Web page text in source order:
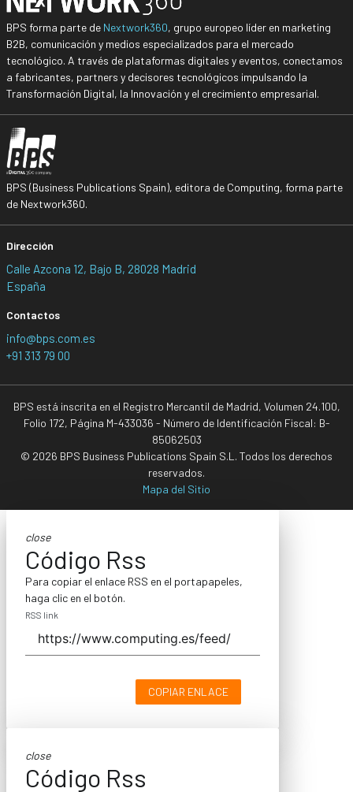
BPS forma parte de Nextwork360, grupo europeo líder en marketing
B2B, comunicación y medios especializados para el mercado
tecnológico. A través de plataformas digitales y eventos, conectamos
a fabricantes, partners y decisores tecnológicos impulsando la
Transformación Digital, la Innovación y el crecimiento empresarial.
BPS (Business Publications Spain), editora de Computing, forma parte
de Nextwork360.
Dirección
Calle Azcona 12, Bajo B, 28028 Madrid
España
Contactos
info@bps.com.es
+91 313 79 00
BPS está inscrita en el Registro Mercantil de Madrid, Volumen 24.100,
Folio 172, Página M-433036 - Número de Identificación Fiscal: B-
85062503
© 2026 BPS Business Publications Spain S.L. Todos los derechos
reservados.
Mapa del Sitio
close
Código Rss
Para copiar el enlace RSS en el portapapeles,
haga clic en el botón.
RSS link
COPIAR ENLACE
close
Código Rss